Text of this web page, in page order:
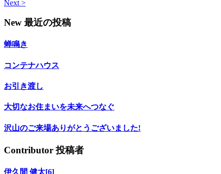
Next >
New 最近の投稿
蝉鳴き
コンテナハウス
お引き渡し
大切なお住まいを未来へつなぐ
沢山のご来場ありがとうございました!
Contributor 投稿者
伊久間 健太[6]